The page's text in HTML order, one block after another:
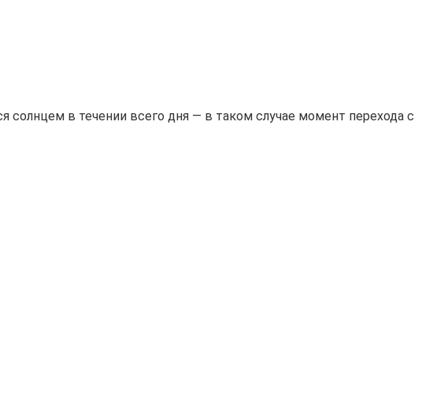
в течении всего дня — в таком случае момент перехода с